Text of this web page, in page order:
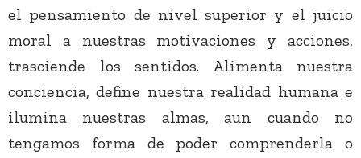
el pensamiento de nivel superior y el juicio
moral a nuestras motivaciones y acciones,
trasciende los sentidos. Alimenta nuestra
conciencia, define nuestra realidad humana e
ilumina nuestras almas, aun cuando no
tengamos forma de poder comprenderla o